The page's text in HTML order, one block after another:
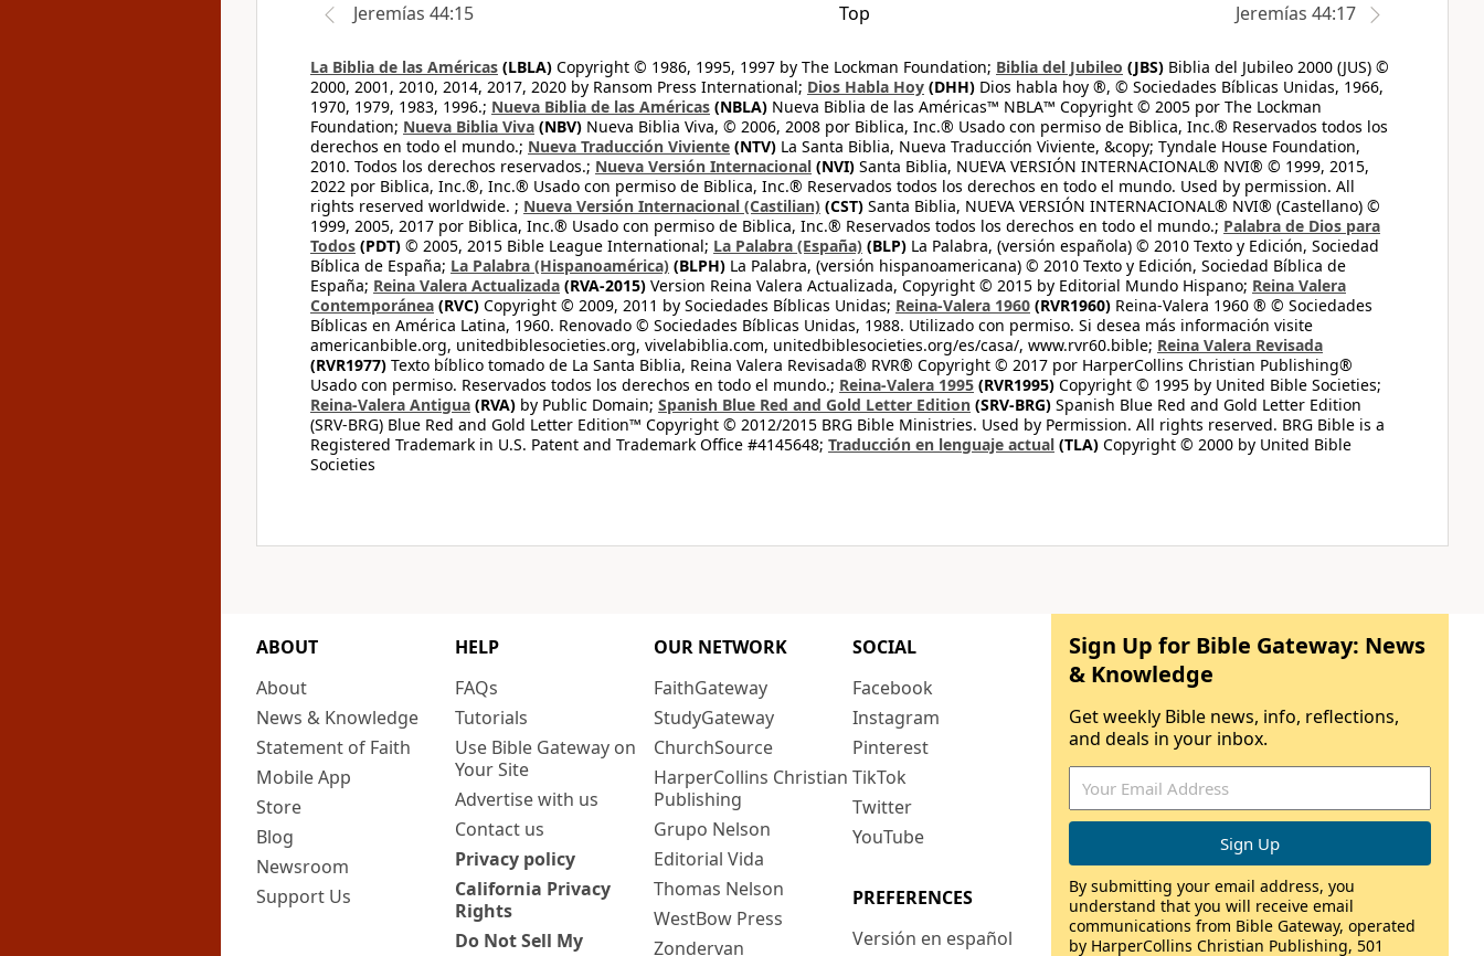
Jeremías 44:15
Top Jeremías 44:17
La Biblia de las Américas (LBLA) Copyright © 1986, 1995, 1997 by The Lockman Foundation; Biblia del Jubileo (JBS) Biblia del Jubileo 2000 (JUS) ©
2000, 2001, 2010, 2014, 2017, 2020 by Ransom Press International; Dios Habla Hoy (DHH) Dios habla hoy ®, © Sociedades Bíblicas Unidas, 1966,
1970, 1979, 1983, 1996.; Nueva Biblia de las Américas (NBLA) Nueva Biblia de las Américas™ NBLA™ Copyright © 2005 por The Lockman
Foundation; Nueva Biblia Viva (NBV) Nueva Biblia Viva, © 2006, 2008 por Biblica, Inc.® Usado con permiso de Biblica, Inc.® Reservados todos los
derechos en todo el mundo.; Nueva Traducción Viviente (NTV) La Santa Biblia, Nueva Traducción Viviente, &copy; Tyndale House Foundation,
2010. Todos los derechos reservados.; Nueva Versión Internacional (NVI) Santa Biblia, NUEVA VERSIÓN INTERNACIONAL® NVI® © 1999, 2015,
2022 por Biblica, Inc.®, Inc.® Usado con permiso de Biblica, Inc.® Reservados todos los derechos en todo el mundo. Used by permission. All
rights reserved worldwide. ; Nueva Versión Internacional (Castilian) (CST) Santa Biblia, NUEVA VERSIÓN INTERNACIONAL® NVI® (Castellano) ©
1999, 2005, 2017 por Biblica, Inc.® Usado con permiso de Biblica, Inc.® Reservados todos los derechos en todo el mundo.; Palabra de Dios para
Todos (PDT) © 2005, 2015 Bible League International; La Palabra (España) (BLP) La Palabra, (versión española) © 2010 Texto y Edición, Sociedad
Bíblica de España; La Palabra (Hispanoamérica) (BLPH) La Palabra, (versión hispanoamericana) © 2010 Texto y Edición, Sociedad Bíblica de
España; Reina Valera Actualizada (RVA-2015) Version Reina Valera Actualizada, Copyright © 2015 by Editorial Mundo Hispano; Reina Valera
Contemporánea (RVC) Copyright © 2009, 2011 by Sociedades Bíblicas Unidas; Reina-Valera 1960 (RVR1960) Reina-Valera 1960 ® © Sociedades
Bíblicas en América Latina, 1960. Renovado © Sociedades Bíblicas Unidas, 1988. Utilizado con permiso. Si desea más información visite
americanbible.org, unitedbiblesocieties.org, vivelabiblia.com, unitedbiblesocieties.org/es/casa/, www.rvr60.bible; Reina Valera Revisada
(RVR1977) Texto bíblico tomado de La Santa Biblia, Reina Valera Revisada® RVR® Copyright © 2017 por HarperCollins Christian Publishing®
Usado con permiso. Reservados todos los derechos en todo el mundo.; Reina-Valera 1995 (RVR1995) Copyright © 1995 by United Bible Societies;
Reina-Valera Antigua (RVA) by Public Domain; Spanish Blue Red and Gold Letter Edition (SRV-BRG) Spanish Blue Red and Gold Letter Edition
(SRV-BRG) Blue Red and Gold Letter Edition™ Copyright © 2012/2015 BRG Bible Ministries. Used by Permission. All rights reserved. BRG Bible is a
Registered Trademark in U.S. Patent and Trademark Office #4145648; Traducción en lenguaje actual (TLA) Copyright © 2000 by United Bible
Societies
ABOUT
About
News & Knowledge
Statement of Faith
Mobile App
Store
Blog
Newsroom
Support Us
HELP
FAQs
Tutorials
Use Bible Gateway on
Your Site
Advertise with us
Contact us
Privacy policy
California Privacy
Rights
Do Not Sell My
OUR NETWORK
FaithGateway
StudyGateway
ChurchSource
HarperCollins Christian
Publishing
Grupo Nelson
Editorial Vida
Thomas Nelson
WestBow Press
Zondervan
SOCIAL
Facebook
Instagram
Pinterest
TikTok
Twitter
YouTube
PREFERENCES
Versión en español
Sign Up for Bible Gateway: News
& Knowledge
Get weekly Bible news, info, reflections,
and deals in your inbox.
By submitting your email address, you
understand that you will receive email
communications from Bible Gateway, operated
by HarperCollins Christian Publishing, 501